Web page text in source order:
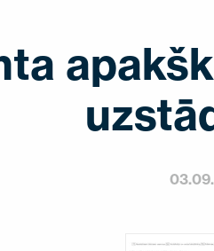
UZSTĀDĪŠANA